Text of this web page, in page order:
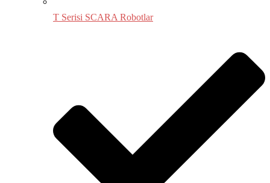
T Serisi SCARA Robotlar